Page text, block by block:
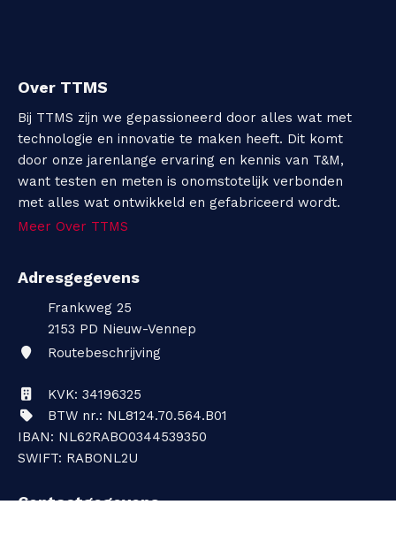
Over TTMS
Bij TTMS zijn we gepassioneerd door alles wat met
technologie en innovatie te maken heeft. Dit komt
door onze jarenlange ervaring en kennis van T&M,
want testen en meten is onomstotelijk verbonden
met alles wat ontwikkeld en gefabriceerd wordt.
Meer Over TTMS
Adresgegevens
Frankweg 25
2153 PD Nieuw-Vennep
Routebeschrijving
KVK: 34196325
BTW nr.: NL8124.70.564.B01
IBAN: NL62RABO0344539350
SWIFT: RABONL2U
Contactgegevens